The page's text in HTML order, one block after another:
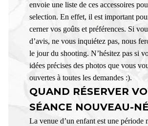
envoie une liste de ces accessoires
selection. En effet, il est important
cerner vos goûts et préférences. Si
d’avis, ne vous inquiétez pas, nous
le jour du shooting. N’hésitez pas si
idées précises des photos que vous
ouvertes à toutes les demandes :).
QUAND RÉSERVER
SÉANCE NOUVEAU-
La venue d’un enfant est une période